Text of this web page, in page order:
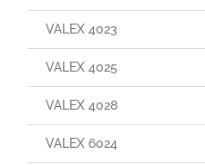
VALEX 4023
VALEX 4025
VALEX 4028
VALEX 6024